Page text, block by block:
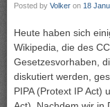
Posted by Volker on 18
Heute haben sich
Wikipedia, die des
Gesetzesvorhaben,
diskutiert werden,
PIPA (Protext IP Act)